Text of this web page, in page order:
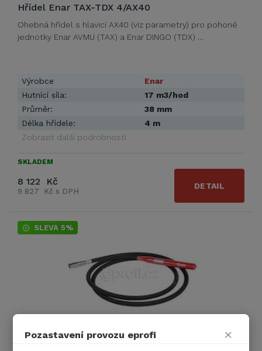
Hřídel Enar TAX-TDX 4/AX40
Ohebná hřídel s hlavicí AX40 (viz parametry) pro pohoné
jednotky Enar AVMU (TAX) a Enar DINGO (TDX) …
Výrobce
Enar
Hutnící síla:
17 m3/hod
Průměr:
38 mm
Délka hřídele:
4 m
Zobrazit další podrobnosti
SKLADEM
8 122 Kč
9 827 Kč s DPH
DETAIL
SLEVA 5%
Hřídel Perles AM 35/4
Pozastavení provozu eprofi ×